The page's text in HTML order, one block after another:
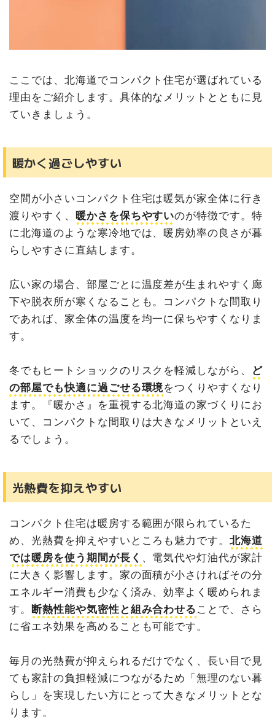
ここでは、北海道でコンパクト住宅が選ばれている
理由をご紹介します。具体的なメリットとともに見
ていきましょう。
暖かく過ごしやすい
空間が小さいコンパクト住宅は暖気が家全体に行き
渡りやすく、 暖かさを保ちやすいのが特徴です。特
に北海道のような寒冷地では、暖房効率の良さが暮
らしやすさに直結します。
広い家の場合、部屋ごとに温度差が生まれやすく廊
下や脱衣所が寒くなることも。コンパクトな間取り
であれば、家全体の温度を均一に保ちやすくなりま
す。
冬でもヒートショックのリスクを軽減しながら、 ど
の部屋でも快適に過ごせる環境をつくりやすくなり
ます。『暖かさ』を重視する北海道の家づくりにお
いて、コンパクトな間取りは大きなメリットといえ
るでしょう。
光熱費を抑えやすい
コンパクト住宅は暖房する範囲が限られているた
め、光熱費を抑えやすいところも魅力です。北海道
では暖房を使う期間が長く 、電気代や灯油代が家計
に大きく影響します。家の面積が小さければその分
エネルギー消費も少なく済み、効率よく暖められま
す。
断熱性能や気密性と組み合わせる ことで、さら
に省エネ効果を高めることも可能です。
毎月の光熱費が抑えられるだけでなく、長い目で見
ても家計の負担軽減につながるため「無理のない暮
らし」を実現したい方にとって大きなメリットとな
ります。